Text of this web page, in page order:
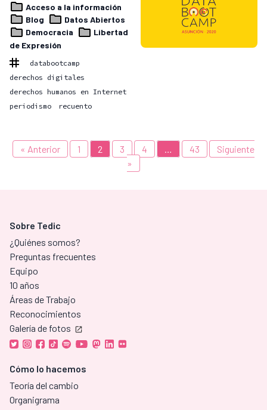
Acceso a la información
Blog
Datos Abiertos
Democracia
Libertad
de Expresión
databootcamp
derechos digitales
derechos humanos en Internet
periodismo
recuento
« Anterior 1 2 3 4 43
Siguiente
»
Sobre Tedic
¿Quiénes somos?
Preguntas frecuentes
Equipo
10 años
Áreas de Trabajo
Reconocimientos
Galería de fotos
Cómo lo hacemos
Teoría del cambio
Organigrama